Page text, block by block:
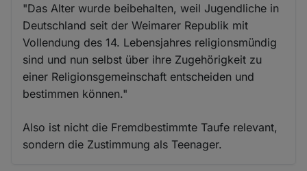
"Das Alter wurde beibehalten, weil Jugendliche in
Deutschland seit der Weimarer Republik mit
Vollendung des 14. Lebensjahres religionsmündig
sind und nun selbst über ihre Zugehörigkeit zu
einer Religionsgemeinschaft entscheiden und
bestimmen können."
Also ist nicht die Fremdbestimmte Taufe relevant,
sondern die Zustimmung als Teenager.